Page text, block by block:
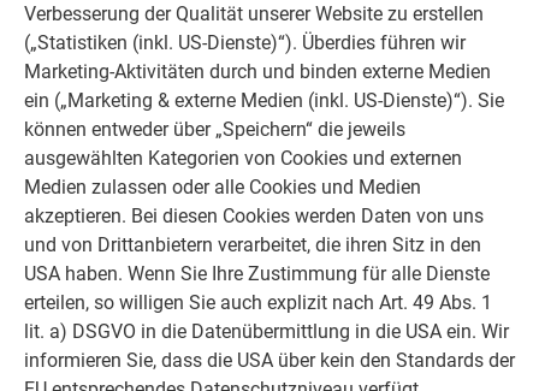
Verbesserung der Qualität unserer Website zu erstellen
(„Statistiken (inkl. US-Dienste)“). Überdies führen wir
Marketing-Aktivitäten durch und binden externe Medien
ein („Marketing & externe Medien (inkl. US-Dienste)“). Sie
können entweder über „Speichern“ die jeweils
ausgewählten Kategorien von Cookies und externen
Medien zulassen oder alle Cookies und Medien
akzeptieren. Bei diesen Cookies werden Daten von uns
und von Drittanbietern verarbeitet, die ihren Sitz in den
USA haben. Wenn Sie Ihre Zustimmung für alle Dienste
erteilen, so willigen Sie auch explizit nach Art. 49 Abs. 1
lit. a) DSGVO in die Datenübermittlung in die USA ein. Wir
informieren Sie, dass die USA über kein den Standards der
Mártonhegyi, das zwischen Stadt- und Waldrand erblüht,
wachsen Architektur und Natur zusammen und gemeinsam
über sich hinaus. Aluminium lässt Grenzen verschwinden und
schafft Raum und Ideen für neue Lebensräume.
MATERIALMIX
Aluminium ist ein vielseitiger Werkstoff der hervorragend mit
anderen Materialien harmonisiert. Besonders der Mix aus
Aluminium,Naturholz, Glas und Stein hat sich schon vielfach
als sehenswerte Kombination erwiesen.